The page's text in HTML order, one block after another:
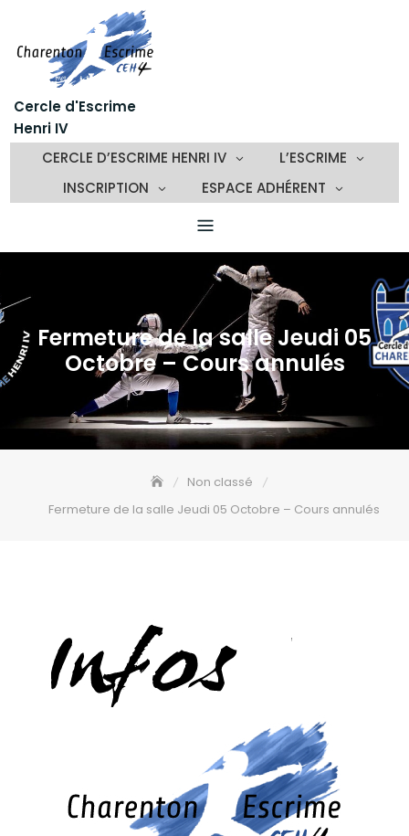
content
Cercle d'Escrime
Henri IV
CERCLE D’ESCRIME HENRI IV
L’ESCRIME
INSCRIPTION
ESPACE ADHÉRENT
Fermeture de la salle Jeudi 05
Octobre – Cours annulés
Non classé
Fermeture de la salle Jeudi 05 Octobre – Cours annulés